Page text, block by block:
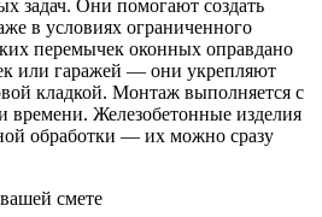
задач. Они помогают создать
в условиях ограниченного
перемычек оконных оправдано
или гаражей — они укрепляют
кладкой. Монтаж выполняется с
времени. Железобетонные изделия
обработки — их можно сразу
смете